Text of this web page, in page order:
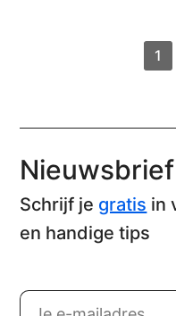
1
Nieuwsbrief
Schrijf je gratis in
en handige tips